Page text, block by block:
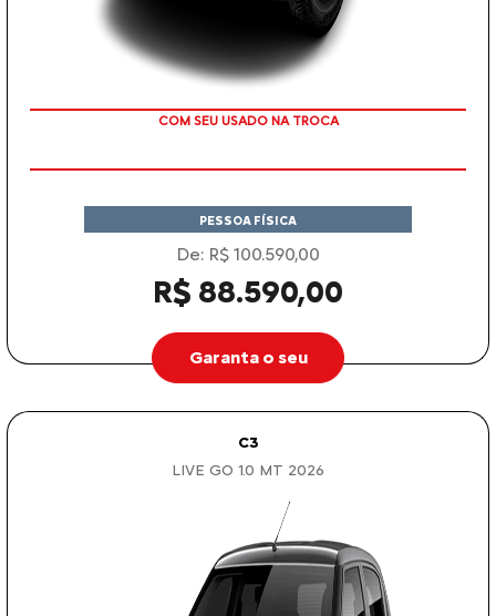
COM SEU USADO NA TROCA
PESSOA FÍSICA
De: R$ 100.590,00
R$ 88.590,00
Garanta o seu
C3
LIVE GO 1.0 MT 2026